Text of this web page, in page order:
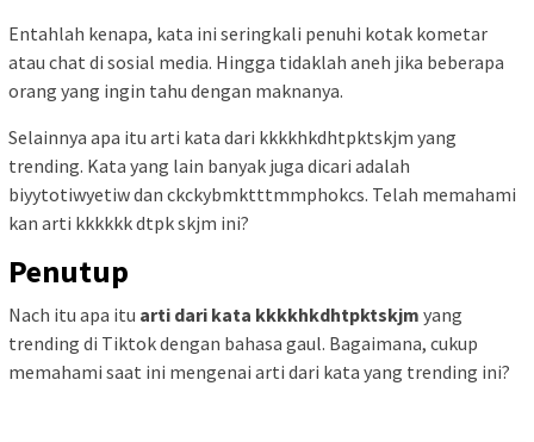
Entahlah kenapa, kata ini seringkali penuhi kotak kometar
atau chat di sosial media. Hingga tidaklah aneh jika beberapa
orang yang ingin tahu dengan maknanya.
Selainnya apa itu arti kata dari kkkkhkdhtpktskjm yang
trending. Kata yang lain banyak juga dicari adalah
biyytotiwyetiw dan ckckybmktttmmphokcs. Telah memahami
kan arti kkkkkk dtpk skjm ini?
Penutup
Nach itu apa itu arti dari kata kkkkhkdhtpktskjm yang
trending di Tiktok dengan bahasa gaul. Bagaimana, cukup
memahami saat ini mengenai arti dari kata yang trending ini?